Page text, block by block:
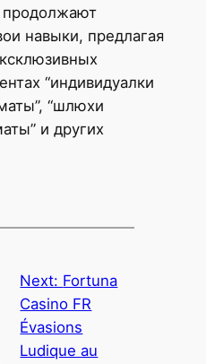
продолжают
навыки, предлагая
“индивидуалки
“шлюхи
и других
Next: Fortuna
Casino FR
Évasions
Ludique au